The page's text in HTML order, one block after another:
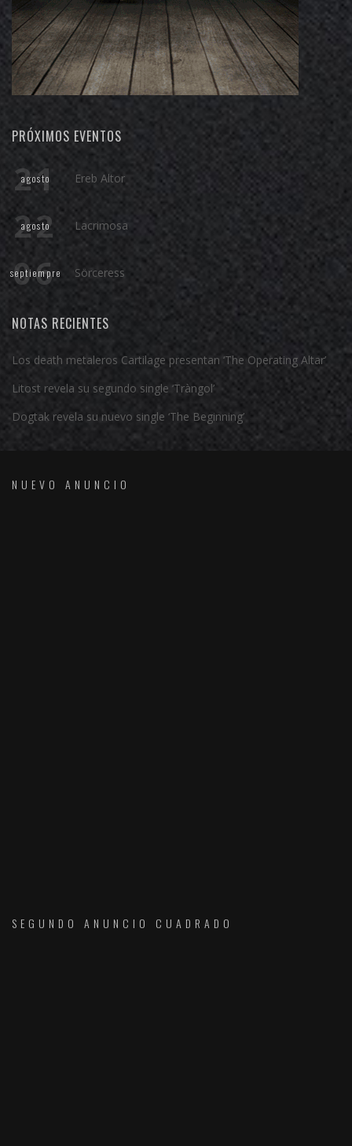
PRÓXIMOS EVENTOS
21
agosto Ereb Altor
22
agosto Lacrimosa
06
septiempre Sörceress
NOTAS RECIENTES
Los death metaleros Cartilage presentan ‘The Operating Altar’
Litost revela su segundo single ‘Tràngol’
Dogtak revela su nuevo single ‘The Beginning’
NUEVO ANUNCIO
SEGUNDO ANUNCIO CUADRADO